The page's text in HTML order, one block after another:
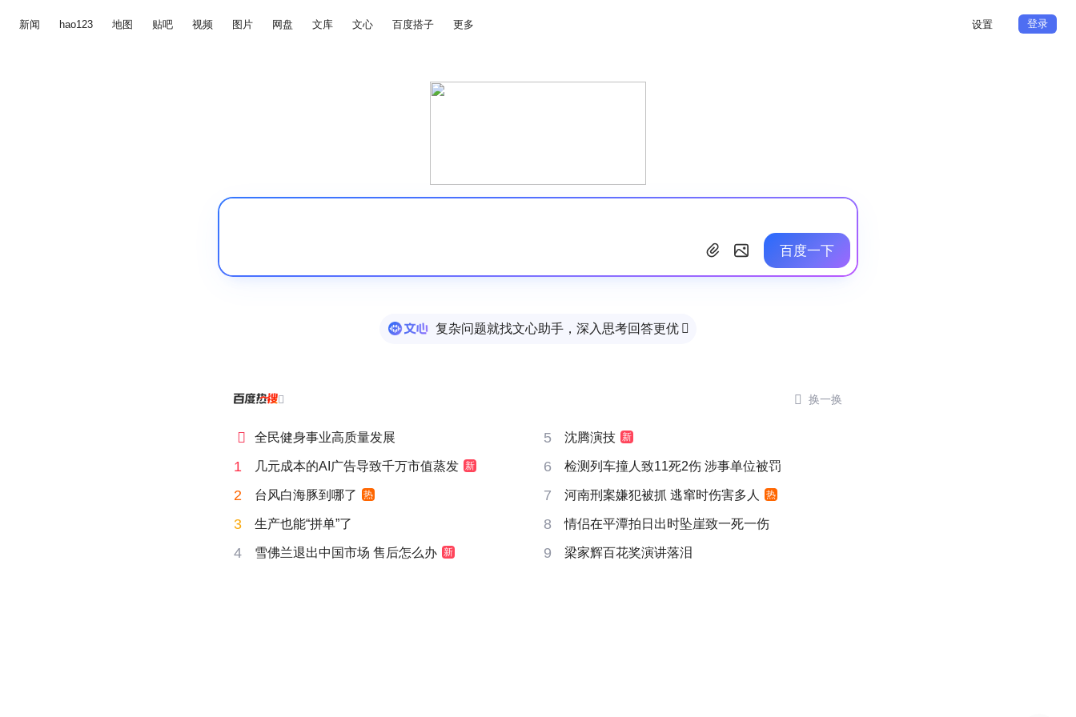
新闻 hao123 地图 贴吧 视频 图片 网盘 文库 文心 百度搭子 更多 设置 登录
百度一下
复杂问题就找文心助手，深入思考回答更优 
  换一换
 全民健身事业高质量发展 5 沈腾演技 新
1 几元成本的AI广告导致千万市值蒸发 新 6 检测列车撞人致11死2伤 涉事单位被罚
2 台风白海豚到哪了 热 7 河南刑案嫌犯被抓 逃窜时伤害多人 热
3 生产也能“拼单”了 8 情侣在平潭拍日出时坠崖致一死一伤
4 雪佛兰退出中国市场 售后怎么办 新 9 梁家辉百花奖演讲落泪